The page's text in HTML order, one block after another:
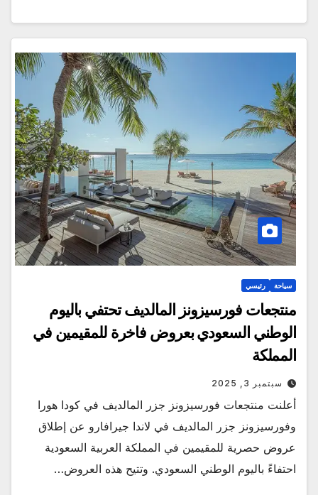
سياحة رئيسي
منتجعات فورسيزونز المالديف تحتفي باليوم
الوطني السعودي بعروض فاخرة للمقيمين في
المملكة
سبتمبر 3, 2025
أعلنت منتجعات فورسيزونز جزر المالديف في كودا هورا
وفورسيزونز جزر المالديف في لاندا جيرافارو عن إطلاق
عروض حصرية للمقيمين في المملكة العربية السعودية
احتفاءً باليوم الوطني السعودي. وتتيح هذه العروض…